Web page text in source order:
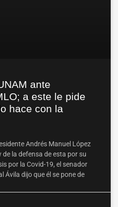
ante
a este le pide
hace con la
Andrés Manuel López
la defensa de esta por su
por la Covid-19, el senador
Ávila dijo que él se pone de